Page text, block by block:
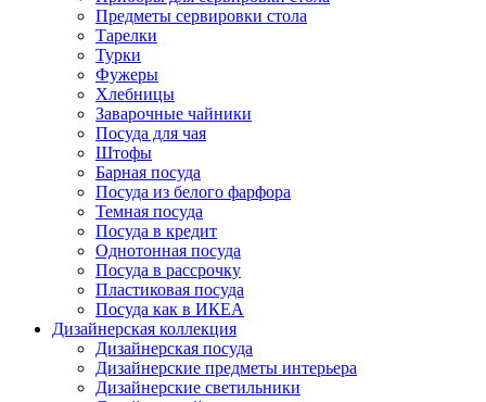
Предметы сервировки стола
Тарелки
Турки
Фужеры
Хлебницы
Заварочные чайники
Посуда для чая
Штофы
Барная посуда
Посуда из белого фарфора
Темная посуда
Посуда в кредит
Однотонная посуда
Посуда в рассрочку
Пластиковая посуда
Посуда как в ИКЕА
Дизайнерская коллекция
Дизайнерская посуда
Дизайнерские предметы интерьера
Дизайнерские светильники